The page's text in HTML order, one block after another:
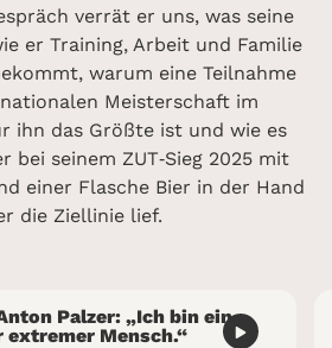
verrät er uns, was seine
er Training, Arbeit und Familie
warum eine Teilnahme
Meisterschaft im
ihn das Größte ist und wie es
bei seinem ZUT‑Sieg 2025 mit
einer Flasche Bier in der Hand
die Ziellinie lief.
Palzer: „Ich bin ein
Mensch.“